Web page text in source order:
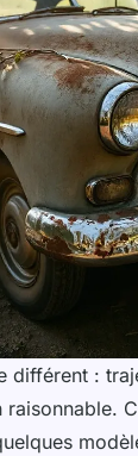
différent :